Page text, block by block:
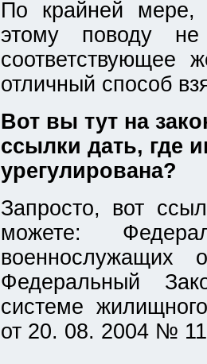
По крайней мере,
этому поводу
соответствующее
отличный способ
Вот вы тут на
ссылки дать, где
урегулирована?
Запросто, вот
можете:
Федеральный
системе
от 20. 08. 2004 №